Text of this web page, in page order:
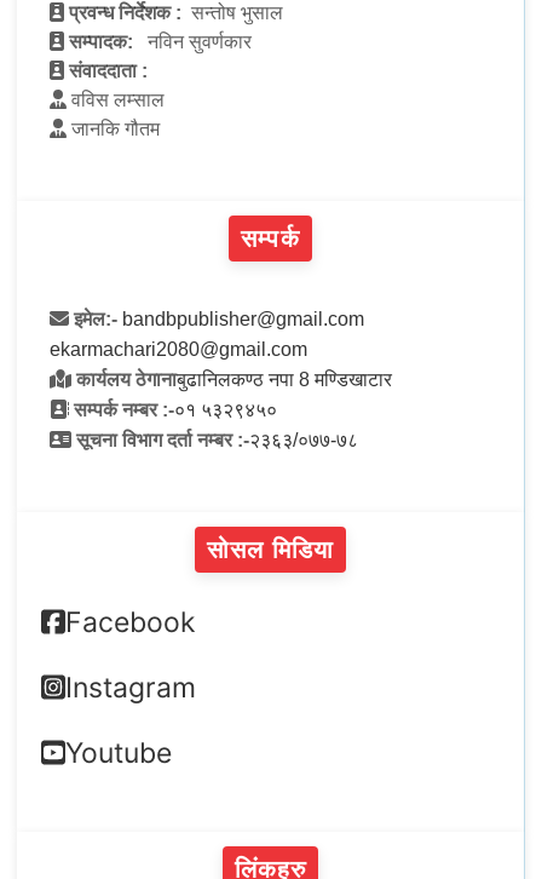
प्रवन्ध निर्देशक : सन्तोष भुसाल
सम्पादक:
नविन सुवर्णकार
संवाददाता :
वविस लम्साल
जानकि गौतम
सम्पर्क
इमेल:- bandbpublisher@gmail.com
ekarmachari2080@gmail.com
कार्यलय ठेगानाबुढानिलकण्ठ नपा 8 मण्डिखाटार
सम्पर्क नम्बर :-०१ ५३२९४५०
सूचना विभाग दर्ता नम्बर :-२३६३/०७७-७८
सोसल मिडिया
Facebook
Instagram
Youtube
लिंकहरु